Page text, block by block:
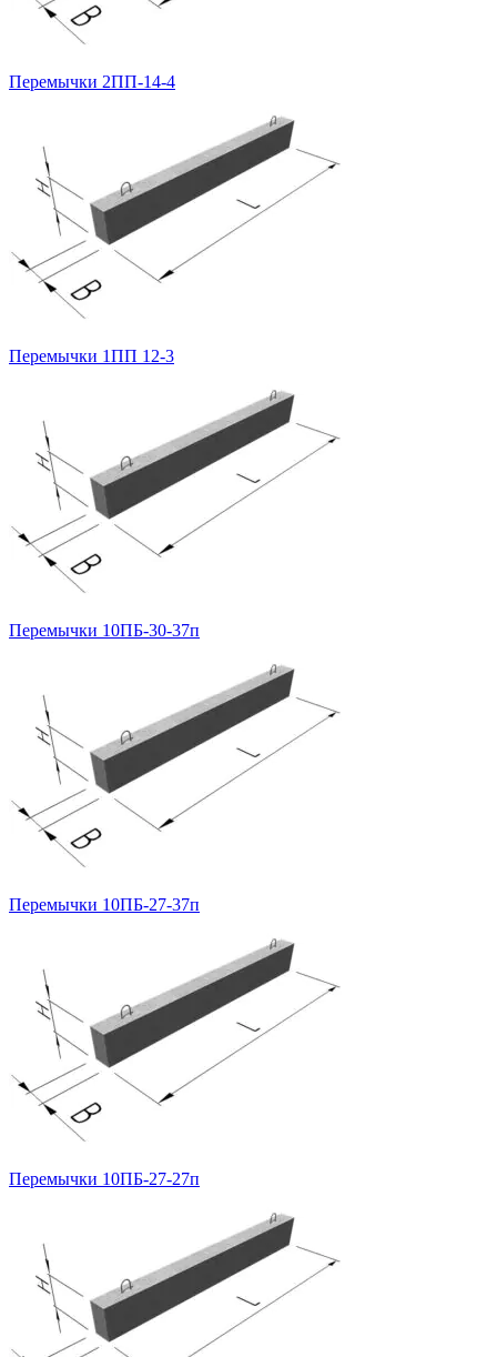
Перемычки 2ПП-14-4
Перемычки 1ПП 12-3
Перемычки 10ПБ-30-37п
Перемычки 10ПБ-27-37п
Перемычки 10ПБ-27-27п